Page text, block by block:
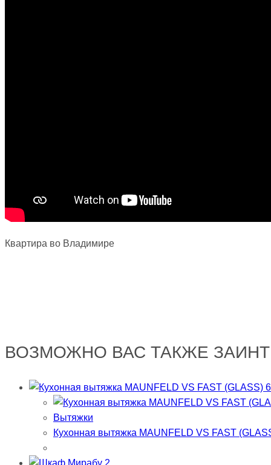
Квартира во Владимире
ВОЗМОЖНО ВАС ТАКЖЕ
Вытяжки
Кухонная вытяжка MAUNFELD VS FAST